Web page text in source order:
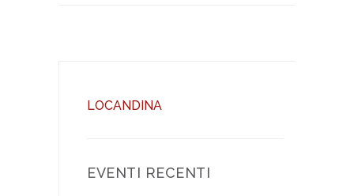
LOCANDINA
EVENTI RECENTI